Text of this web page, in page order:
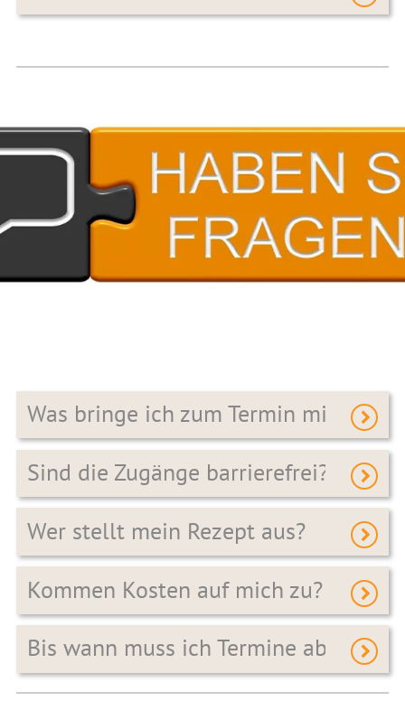
Was bringe ich zum Termin mit?
Sind die Zugänge barrierefrei?
Wer stellt mein Rezept aus?
Kommen Kosten auf mich zu?
Bis wann muss ich Termine absagen?